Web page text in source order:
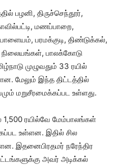
பழனி, திருச்செந்தூர்,
மணப்பாறை,
பரமக்குடி, திண்டுக்கல்,
நிலையங்கள், பாலக்கோடு
முழுவதும் 33 ரயில்
மேலும் இந்த திட்டத்தில்
மறுசீரமைக்கப்பட உள்ளது.
1,500 ரயில்வே மேம்பாலங்கள்
உள்ளன. இதில் சில
இதனைபிரதமர் நரேந்திர
அவர் அடிக்கல்